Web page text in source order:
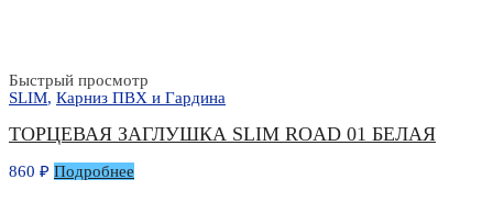
Быстрый просмотр
SLIM, Карниз ПВХ и Гардина
ТОРЦЕВАЯ ЗАГЛУШКА SLIM ROAD 01 БЕЛАЯ
860 ₽ Подробнее